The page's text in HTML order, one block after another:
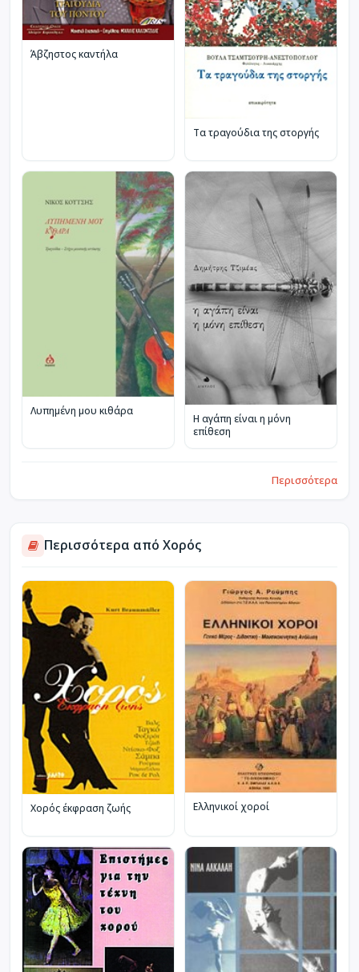
Άβζηστος καντήλα
Τα τραγούδια της στοργής
Λυπημένη μου κιθάρα
Η αγάπη είναι η μόνη
επίθεση
Περισσότερα
Περισσότερα από Χορός
Χορός έκφραση ζωής Ελληνικοί χοροί